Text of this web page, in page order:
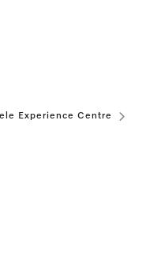
Experience Centre